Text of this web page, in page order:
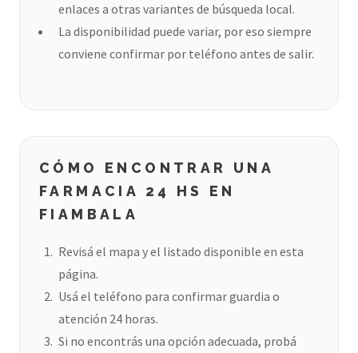
enlaces a otras variantes de búsqueda local.
La disponibilidad puede variar, por eso siempre
conviene confirmar por teléfono antes de salir.
CÓMO ENCONTRAR UNA
FARMACIA 24 HS EN
FIAMBALA
Revisá el mapa y el listado disponible en esta
página.
Usá el teléfono para confirmar guardia o
atención 24 horas.
Si no encontrás una opción adecuada, probá